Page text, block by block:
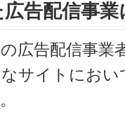
告配信事
広告配信事業
サイトにお